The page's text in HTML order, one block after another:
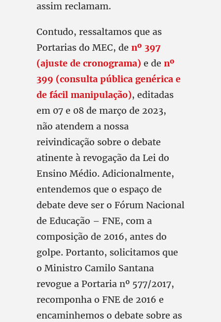
assim reclamam.
Contudo, ressaltamos que as
Portarias do MEC, de nº 397
(ajuste de cronograma) e de nº
399 (consulta pública genérica e
de fácil manipulação), editadas
em 07 e 08 de março de 2023,
não atendem a nossa
reivindicação sobre o debate
atinente à revogação da Lei do
Ensino Médio. Adicionalmente,
entendemos que o espaço de
debate deve ser o Fórum Nacional
de Educação – FNE, com a
composição de 2016, antes do
golpe. Portanto, solicitamos que
o Ministro Camilo Santana
revogue a Portaria nº 577/2017,
recomponha o FNE de 2016 e
encaminhemos o debate sobre as